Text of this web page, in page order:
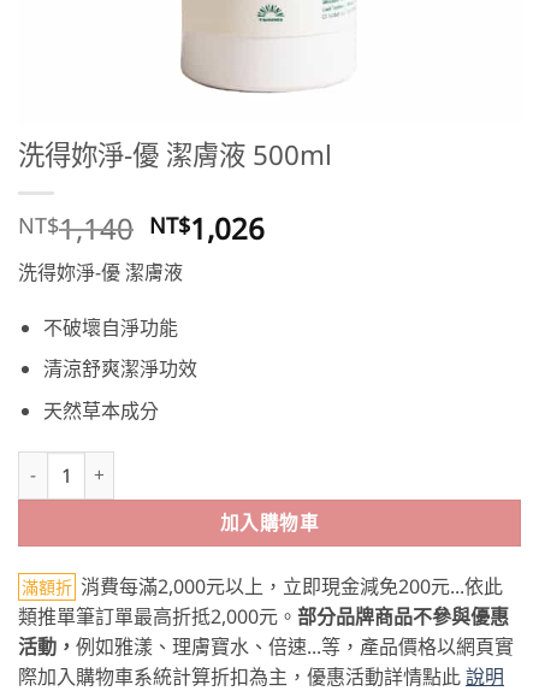
洗得妳淨-優 潔膚液 500ml
NT$1,140 原
始
價
格：
NT$1,140。
NT$1,026目
洗得妳淨-優 潔膚液
不破壞自淨功能
清涼舒爽潔淨功效
天然草本成分
洗得妳淨-優 潔膚液 500ml 數量
加入購物車
滿額折 消費每滿2,000元以上，立即現金減免200元...依此
類推單筆訂單最高折抵2,000元。 部分品牌商品不參與優惠
活動， 例如雅漾、理膚寶水、倍速...等，產品價格以網頁實
際加入購物車系統計算折扣為主，優惠活動詳情點此說明